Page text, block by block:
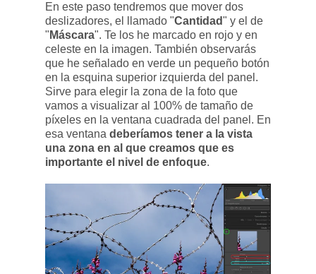
En este paso tendremos que mover dos
deslizadores, el llamado "Cantidad" y el de
" Máscara". Te los he marcado en rojo y en
celeste en la imagen. También observarás
que he señalado en verde un pequeño botón
en la esquina superior izquierda del panel.
Sirve para elegir la zona de la foto que
vamos a visualizar al 100% de tamaño de
píxeles en la ventana cuadrada del panel. En
esa ventana deberíamos tener a la vista
una zona en al que creamos que es
importante el nivel de enfoque.